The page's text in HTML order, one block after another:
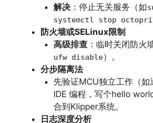
解决：停止无关服务（如
systemctl stop
防火墙或SELinux限制
高级排查：临时关闭防火
ufw disable）。
分步隔离法
先验证MCU独立工作（
IDE 编程，写个hello
合到Klipper系统。
日志深度分析